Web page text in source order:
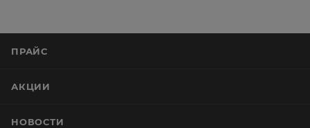
ПРАЙС
АКЦИИ
НОВОСТИ